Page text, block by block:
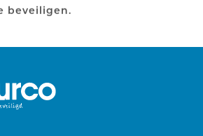
beveiligen.